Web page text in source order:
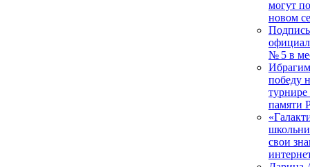
могут
новом
№ 5 в
победу
турнире
памяти
свои